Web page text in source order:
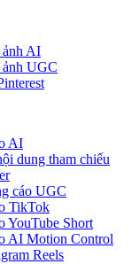
ảnh AI
UGC
AI
dung tham chiếu
cáo UGC
TikTok
YouTube Short
AI Motion Control
Reels